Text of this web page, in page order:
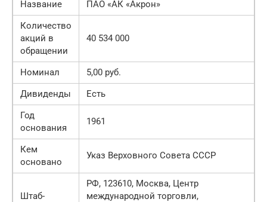
Название
ПАО «АК «Акрон»
Количество
акций в
обращении
40 534 000
Номинал
5,00 руб.
Дивиденды
Есть
Год
основания
1961
Кем
основано
Указ Верховного Совета СССР
Штаб-
РФ, 123610, Москва, Центр
международной торговли,